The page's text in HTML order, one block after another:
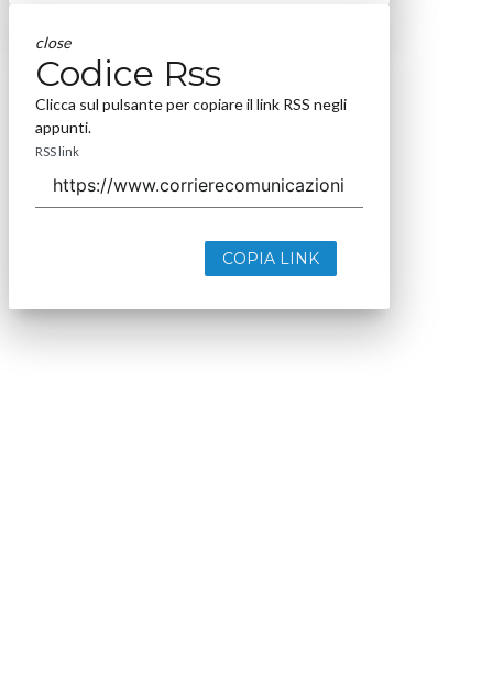
close
Codice Rss
Clicca sul pulsante per copiare il link RSS negli
appunti.
RSS link
COPIA LINK